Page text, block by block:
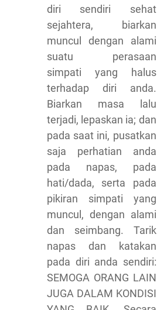
diri sendiri sehat
sejahtera, biarkan
muncul dengan alami
suatu perasaan
simpati yang halus
terhadap diri anda.
Biarkan masa lalu
terjadi, lepaskan ia; dan
pada saat ini, pusatkan
saja perhatian anda
pada napas, pada
hati/dada, serta pada
pikiran simpati yang
muncul, dengan alami
dan seimbang. Tarik
napas dan katakan
pada diri anda sendiri:
SEMOGA ORANG LAIN
JUGA DALAM KONDISI